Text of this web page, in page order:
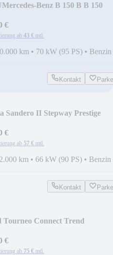
Mercedes-Benz B 150 B B 150
€
ab 43 € mtl.
km • 70 kW (95 PS) • Benzin
Kontakt
Sandero II Stepway Prestige
€
ab 57 € mtl.
km • 66 kW (90 PS) • Benzin
Kontakt
Tourneo Connect Trend
€
ab 75 € mtl.